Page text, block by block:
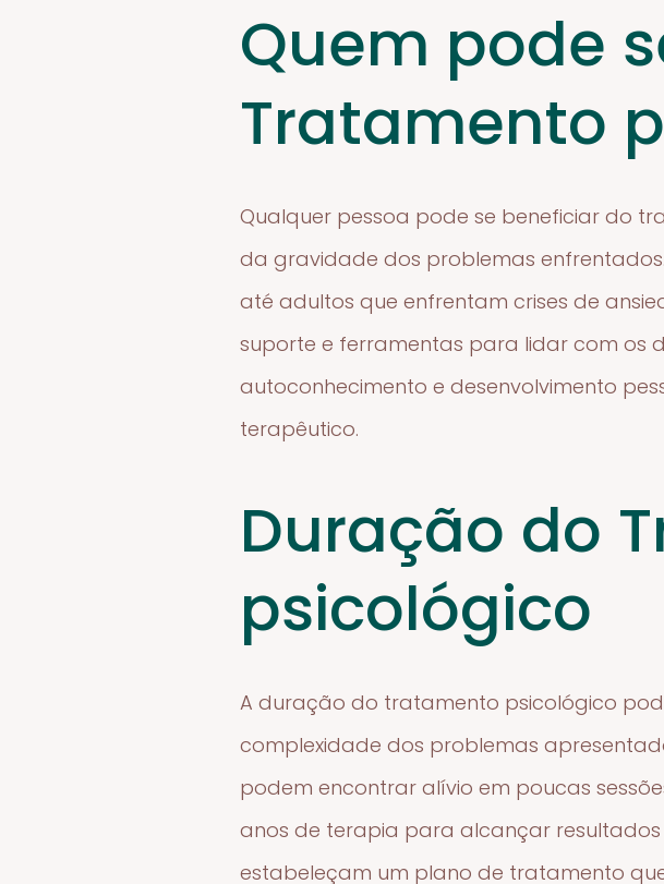
Quem pode
Tratamento
Qualquer pessoa pode se beneficiar do
da gravidade dos problemas
até adultos que enfrentam crises de
suporte e ferramentas para lidar com os
autoconhecimento e desenvolvimento
terapêutico.
Duração do
psicológico
A duração do tratamento psicológico
complexidade dos problemas
podem encontrar alívio em poucas
anos de terapia para alcançar
estabeleçam um plano de tratamento